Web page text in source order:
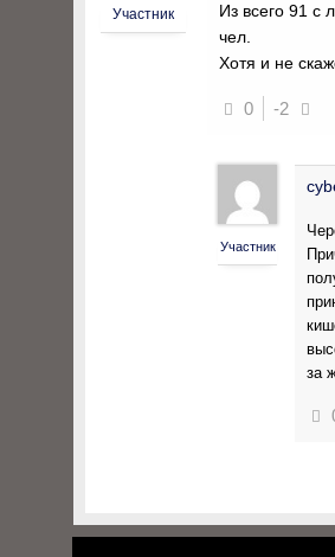
Участник
Из всего 91 с
чел.
Хотя и не
0 -2
Участник
за